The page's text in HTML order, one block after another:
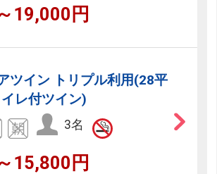
19,000円
ツイン トリプル利用(28平
レ付ツイン)
3名
15,800円